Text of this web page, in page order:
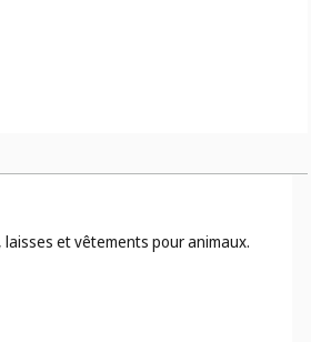
et vêtements pour animaux.